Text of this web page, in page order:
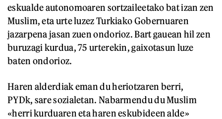
eskualde autonomoaren sortzaileetako bat izan zen
Muslim, eta urte luzez Turkiako Gobernuaren
jazarpena jasan zuen ondorioz. Bart gauean hil zen
buruzagi kurdua, 75 urterekin, gaixotasun luze
baten ondorioz.
Haren alderdiak eman du heriotzaren berri,
PYDk, sare sozialetan. Nabarmendu du Muslim
«herri kurduaren eta haren eskubideen alde»